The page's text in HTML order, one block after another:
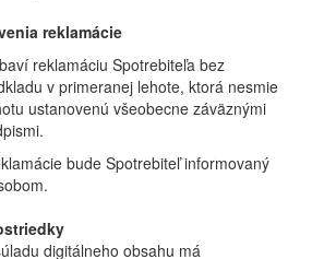
reklamácie
reklamáciu Spotrebiteľa bez
v primeranej lehote, ktorá nesmie
ustanovenú všeobecne záväznými
bude Spotrebiteľ informovaný
digitálneho obsahu má